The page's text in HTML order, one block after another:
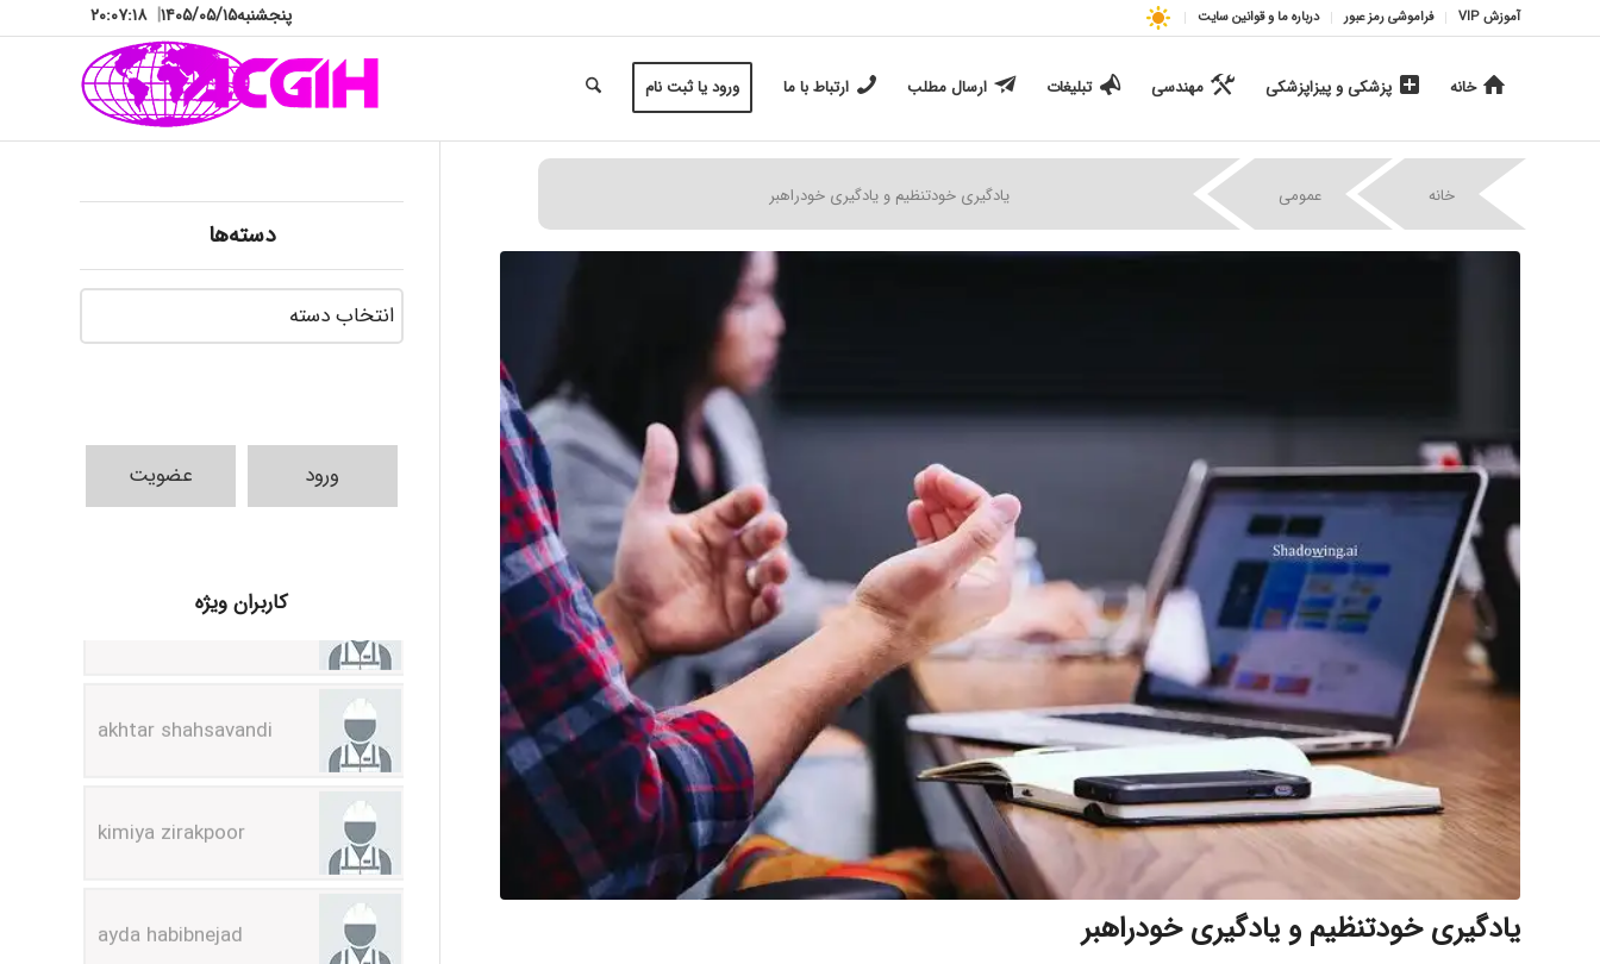
آموزش VIP فراموشی رمز عبور درباره ما و قوانین سایت پنجشنبه۱۴۰۵/۰۵/۱۵| ۲۰:۰۷:۲۰
خانه پزشکی و پیزاپزشکی مهندسی تبلیغات ارسال مطلب ارتباط با ما ورود یا ثبت نام
خانه عمومی | یادگیری خودتنظیم و یادگیری خودراهبر
یادگیری خودتنظیم و یادگیری خودراهبر
دسته‌ها
دسته‌ها
ورود عضویت
کاربران ویژه
kimiya zirakpoor
ayda habibnejad
Nazaninkarkon